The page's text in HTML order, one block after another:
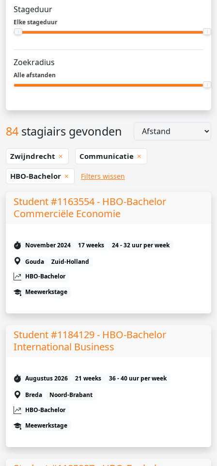
Stageduur
Elke stageduur
Zoekradius
Alle afstanden
84 stagiairs gevonden
Zwijndrecht Communicatie
HBO-Bachelor Filters wissen
Student #1163554 - HBO-Bachelor
Commerciële Economie
November 2024 17 weeks
24 - 32 uur per week
Gouda
Zuid-Holland
HBO-Bachelor
Meewerkstage
Student #1184129 - HBO-Bachelor
International Business
Augustus 2026 21 weeks
36 - 40 uur per week
Breda
Noord-Brabant
HBO-Bachelor
Meewerkstage